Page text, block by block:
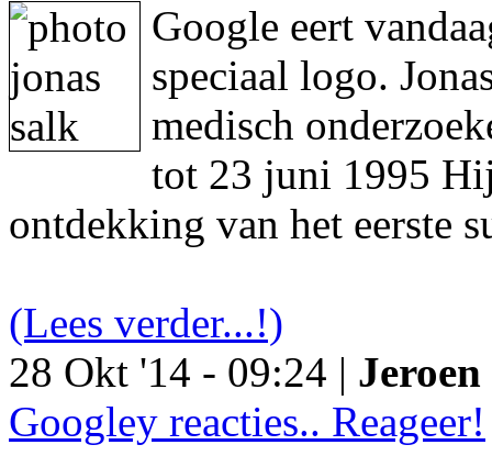
Google eert
speciaal logo.
medisch
tot 23 juni 1995
ontdekking van het eerste
(Lees verder...!)
28 Okt '14 - 09:24 |
Googley reacties.. Reageer!